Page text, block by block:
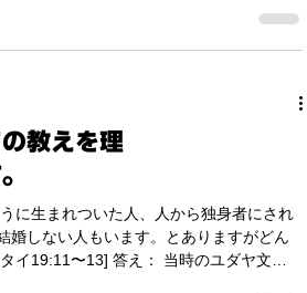
みてください
ですね。しかし、ここでイエスが伝えた
一部か｣という問題ではありません。こ
す。イエスという方が、自分の持っている
す。 律法にかなった正しい行いをしてい
たの行いではなく、イエスという方がど
てほしいと願われたのです。恐らくこの
を天秤に置いた時、金銭の価値のほうが
悲しみながら帰って行ったということ
イエスを眼の前にしても、金銭を手放す
教えを理
に生まれついた人、人から独身者にされ
婚しない人もいます。とありますがどん
イ19:11〜13] 答え： 当時のユダヤ文化